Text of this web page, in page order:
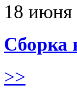
18 июня
Сборка
>>